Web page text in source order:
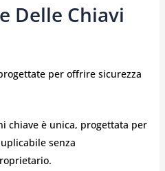
Delle Chiavi
per offrire sicurezza
chiave è unica, progettata per
senza